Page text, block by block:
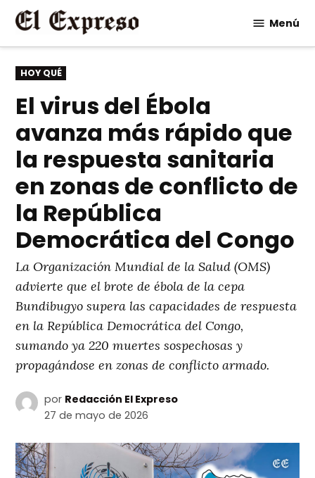
Saltar
contenido
Menú
PUBLICADO
EN
HOY QUÉ
El virus del Ébola
avanza más rápido que
la respuesta sanitaria
en zonas de conflicto de
la República
Democrática del Congo
La Organización Mundial de la Salud (OMS)
advierte que el brote de ébola de la cepa
Bundibugyo supera las capacidades de respuesta
en la República Democrática del Congo,
sumando ya 220 muertes sospechosas y
propagándose en zonas de conflicto armado.
por Redacción El Expreso
27 de mayo de 2026